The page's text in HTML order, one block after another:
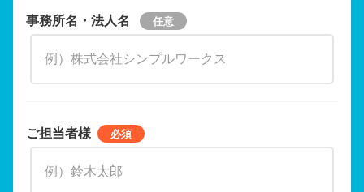
事務所名・法人名
ご担当者様